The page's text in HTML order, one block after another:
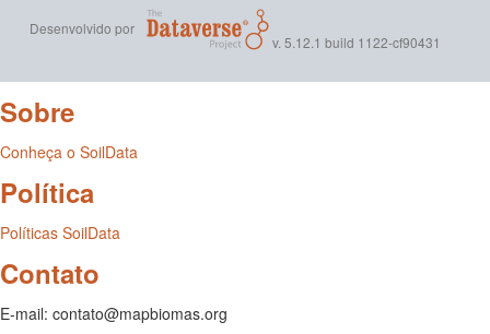
Desenvolvido por
v. 5.12.1 build 1122-cf90431
Sobre
Conheça o SoilData
Política
Políticas SoilData
Contato
E-mail: contato@mapbiomas.org